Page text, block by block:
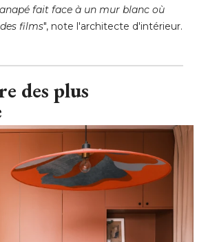
fait face à un mur blanc où
films", note l'architecte d'intérieur.
des plus